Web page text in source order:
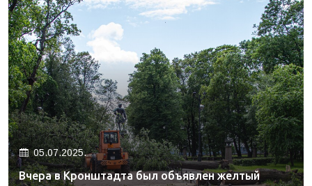
05.07.2025.
Вчера в Кронштадта был объявлен желтый